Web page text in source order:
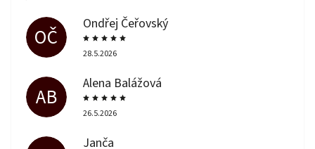
OČ
Ondřej Čeřovský
28.5.2026
AB
Alena Balážová
26.5.2026
Janča